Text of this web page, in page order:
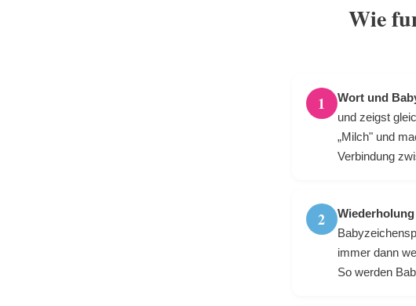
Wie
1 Wort und
und zeigst
„Milch" und
Verbindung
2
immer dann
So werden